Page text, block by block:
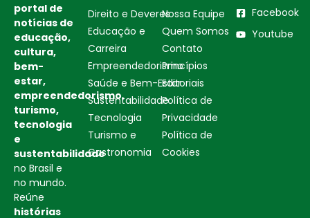
portal de
notícias de
educação,
cultura,
bem-
estar,
empreendedorismo,
turismo,
tecnologia
e
sustentabilidade
no Brasil e
no mundo.
Reúne
histórias
Direito e Deveres
Educação e
Carreira
Empreendedorismo
Saúde e Bem-Estar
Sustentabilidade
Tecnologia
Turismo e
Gastronomia
Nossa Equipe
Quem Somos
Contato
Princípios
Editoriais
Política de
Privacidade
Política de
Cookies
Facebook
Youtube